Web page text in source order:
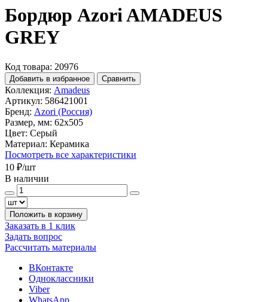
Бордюр Azori AMADEUS
GREY
Код товара: 20976
Добавить в избранное Сравнить
Коллекция: Amadeus
Артикул: 586421001
Бренд: Azori (Россия)
Размер, мм: 62x505
Цвет: Серый
Материал: Керамика
Посмотреть все характеристики
10 ₽/шт
В наличии
Положить в корзину
Заказать в 1 клик
Задать вопрос
Рассчитать материалы
ВКонтакте
Одноклассники
Viber
WhatsApp